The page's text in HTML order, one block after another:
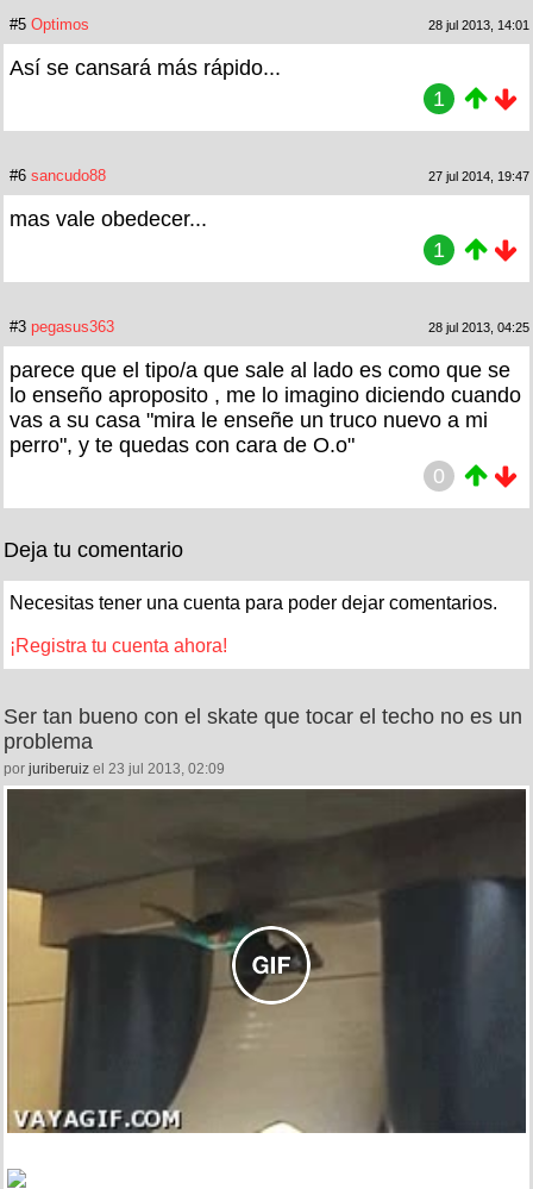
#5 Optimos 28 jul 2013, 14:01
Así se cansará más rápido...
1
#6 sancudo88 27 jul 2014, 19:47
mas vale obedecer...
1
#3 pegasus363 28 jul 2013, 04:25
parece que el tipo/a que sale al lado es como que se
lo enseño aproposito , me lo imagino diciendo cuando
vas a su casa "mira le enseñe un truco nuevo a mi
perro", y te quedas con cara de O.o"
0
Deja tu comentario
Necesitas tener una cuenta para poder dejar comentarios.
¡Registra tu cuenta ahora!
Ser tan bueno con el skate que tocar el techo no es un
problema
por juriberuiz el 23 jul 2013, 02:09